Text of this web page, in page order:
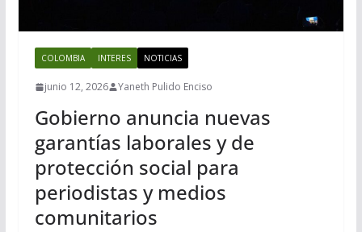
COLOMBIA INTERES NOTICIAS
junio 12, 2026 Yaneth Pulido Enciso
Gobierno anuncia nuevas
garantías laborales y de
protección social para
periodistas y medios
comunitarios